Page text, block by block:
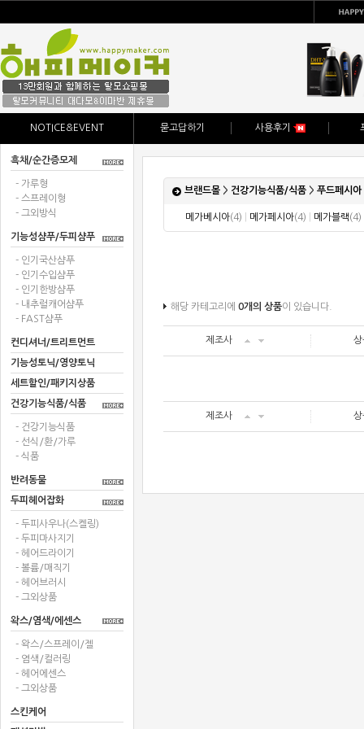
NOTICE&EVENT 묻고답하기 사용후기
흑채/순간증모제
- 가루형
- 스프레이형
- 그외방식
기능성샴푸/두피샴푸
- 인기국산샴푸
- 인기수입샴푸
- 인기한방샴푸
- 내추럴캐어샴푸
- FAST샴푸
컨디셔너/트리트먼트
기능성토닉/영양토닉
세트할인/패키지상품
건강기능식품/식품
- 건강기능식품
- 선식/환/가루
- 식품
반려동물
두피헤어잡화
- 두피사우나(스켈링)
- 두피마사지기
- 헤어드라이기
- 볼륨/매직기
- 헤어브러시
- 그외상품
왁스/염색/에센스
- 왁스/스프레이/젤
- 염색/컬러링
- 헤어에센스
- 그외상품
스킨케어
브랜드몰 > 건강기능식품/식품 > 푸드페시아
메가베시아(4) 메가페시아(4) 메가블랙(4)
해당 카테고리에 0개의 상품이 있습니다.
제조사 상
제조사 상